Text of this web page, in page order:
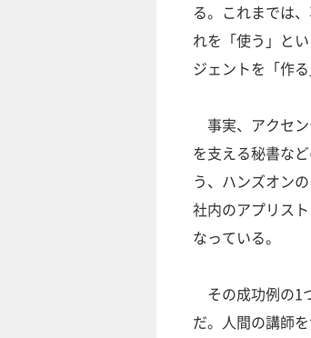
る。これまでは
れを「使う」と
ジェントを「作
事実、アクセ
を支える秘書な
う、ハンズオン
社内のアプリス
なっている。
その成功例の1
だ。人間の講師